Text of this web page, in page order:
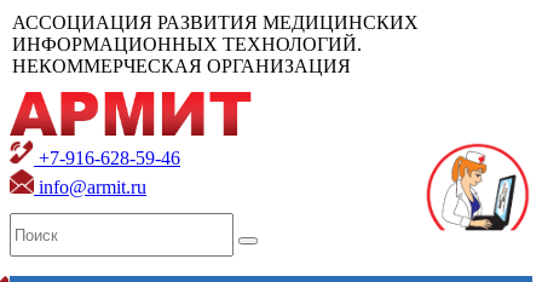
АССОЦИАЦИЯ РАЗВИТИЯ МЕДИЦИНСКИХ
ИНФОРМАЦИОННЫХ ТЕХНОЛОГИЙ.
НЕКОММЕРЧЕСКАЯ ОРГАНИЗАЦИЯ
+7-916-628-59-46
info@armit.ru